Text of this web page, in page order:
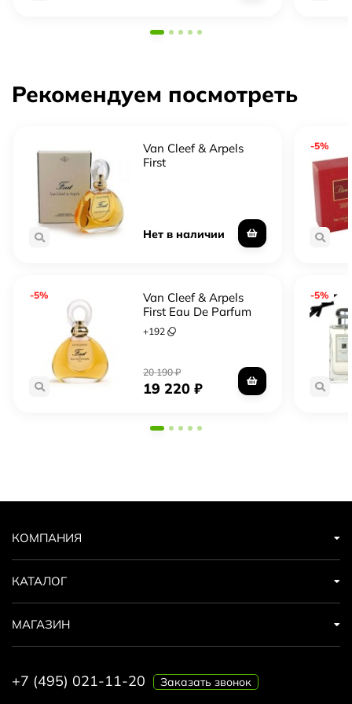
Рекомендуем посмотреть
Van Cleef & Arpels
First
Нет в наличии
-5%
Van Cleef & Arpels
First Eau De Parfum
+192
20 190₽
19 220₽
-5%
-5%
КОМПАНИЯ
КАТАЛОГ
МАГАЗИН
+7 (495) 021-11-20 Заказать звонок